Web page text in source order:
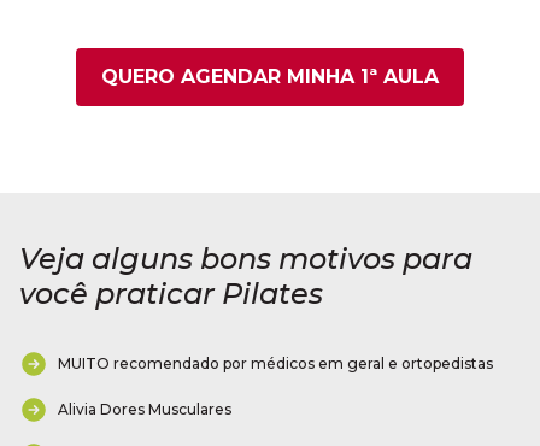
QUERO AGENDAR MINHA 1ª AULA
Veja alguns bons motivos para
você praticar Pilates
MUITO recomendado por médicos em geral e ortopedistas
Alivia Dores Musculares